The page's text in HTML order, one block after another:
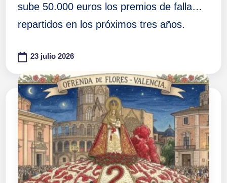
sube 50.000 euros los premios de falla…
repartidos en los próximos tres años.
23 julio 2026